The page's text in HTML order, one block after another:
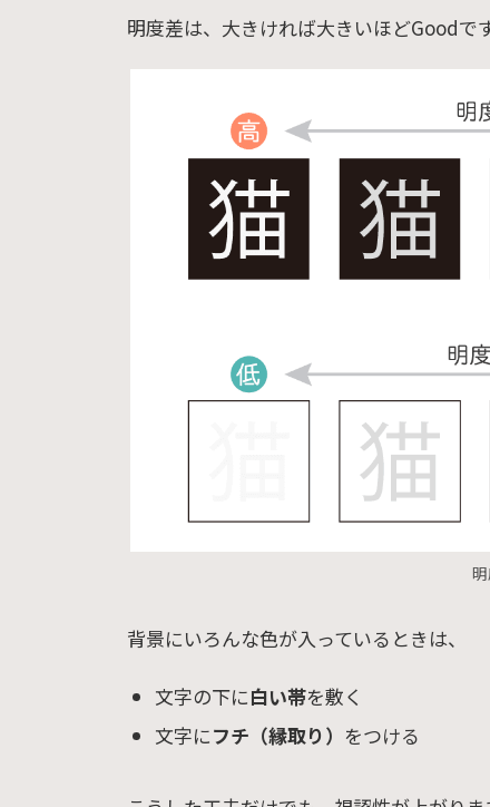
明度差は、大きければ大きいほどGoodで
背景にいろんな色が入っているときは、
文字の下に白い帯を敷く
文字にフチ（縁取り） をつける